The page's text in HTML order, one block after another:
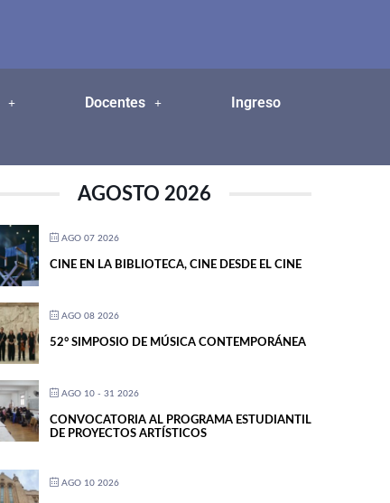
Docentes Ingreso
AGOSTO 2026
AGO 07 2026
CINE EN LA BIBLIOTECA, CINE DESDE EL CINE
AGO 08 2026
52° SIMPOSIO DE MÚSICA CONTEMPORÁNEA
AGO 10 - 31 2026
CONVOCATORIA AL PROGRAMA ESTUDIANTIL
DE PROYECTOS ARTÍSTICOS
AGO 10 2026